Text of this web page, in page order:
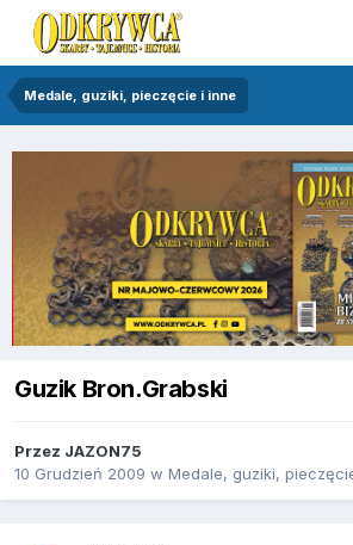
Medale, guziki, pieczęcie i inne
Guzik Bron.Grabski
Przez JAZON75
10 Grudzień 2009 w Medale, guziki,